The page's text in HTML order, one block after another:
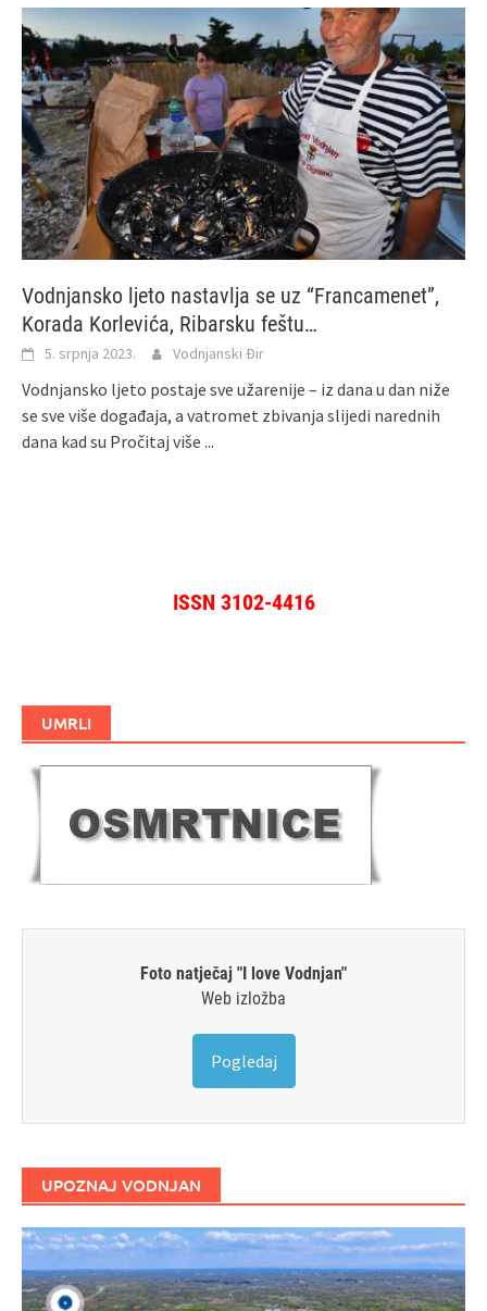
Vodnjansko ljeto nastavlja se uz “Francamenet”,
Korada Korlevića, Ribarsku feštu…
5. srpnja 2023. Vodnjanski Đir
Vodnjansko ljeto postaje sve užarenije – iz dana u dan niže
se sve više događaja, a vatromet zbivanja slijedi narednih
dana kad su Pročitaj više ...
ISSN 3102-4416
UMRLI
Foto natječaj "I love Vodnjan"
Web izložba
Pogledaj
UPOZNAJ VODNJAN